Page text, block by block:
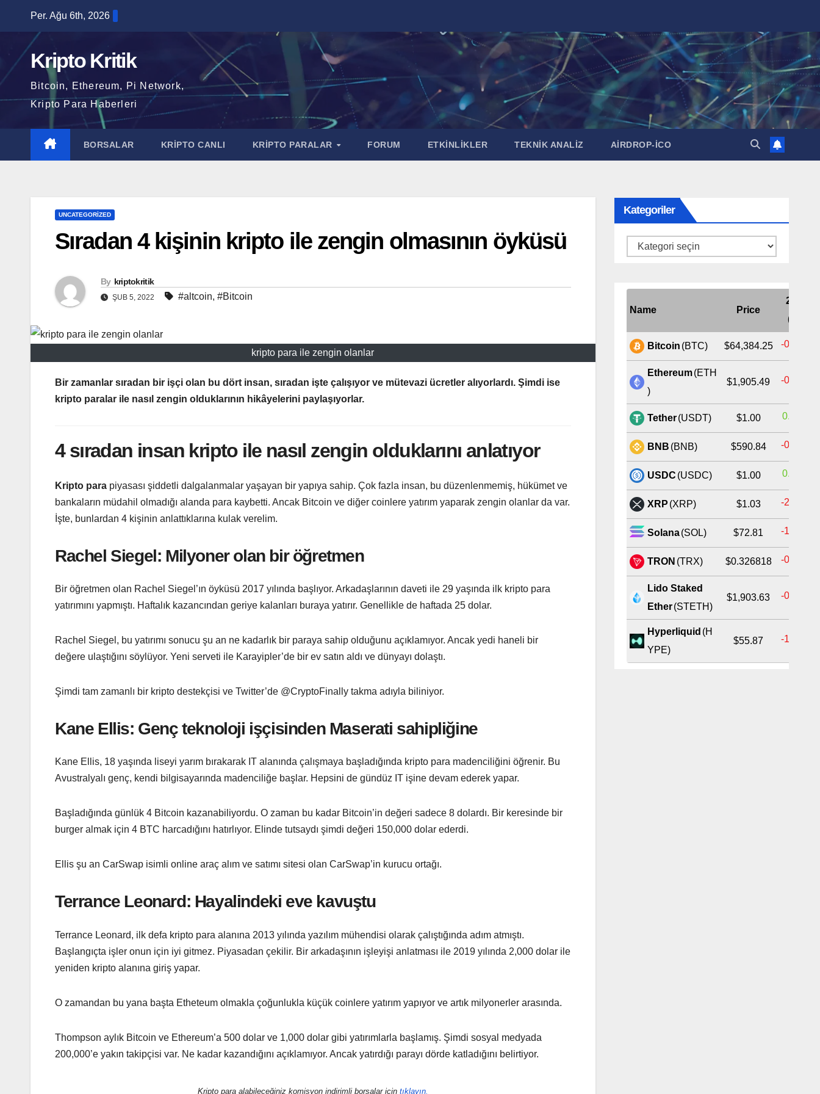
content
Per. Ağu 6th, 2026
Kripto Kritik
Bitcoin, Ethereum, Pi Network,
Kripto Para Haberleri
BORSALAR KRİPTO CANLI KRİPTO PARALAR FORUM ETKİNLİKLER TEKNİK ANALİZ AİRDROP-İCO
UNCATEGORIZED
Sıradan 4 kişinin kripto ile zengin olmasının öyküsü
By kriptokritik
ŞUB 5, 2022 #altcoin, #Bitcoin
kripto para ile zengin olanlar
Bir zamanlar sıradan bir işçi olan bu dört insan, sıradan işte çalışıyor ve mütevazi ücretler alıyorlardı. Şimdi ise
kripto paralar ile nasıl zengin olduklarının hikâyelerini paylaşıyorlar.
4 sıradan insan kripto ile nasıl zengin olduklarını anlatıyor
Kripto para piyasası şiddetli dalgalanmalar yaşayan bir yapıya sahip. Çok fazla insan, bu düzenlenmemiş, hükümet ve
bankaların müdahil olmadığı alanda para kaybetti. Ancak Bitcoin ve diğer coinlere yatırım yaparak zengin olanlar da var.
İşte, bunlardan 4 kişinin anlattıklarına kulak verelim.
Rachel Siegel: Milyoner olan bir öğretmen
Bir öğretmen olan Rachel Siegel’ın öyküsü 2017 yılında başlıyor. Arkadaşlarının daveti ile 29 yaşında ilk kripto para
yatırımını yapmıştı. Haftalık kazancından geriye kalanları buraya yatırır. Genellikle de haftada 25 dolar.
Rachel Siegel, bu yatırımı sonucu şu an ne kadarlık bir paraya sahip olduğunu açıklamıyor. Ancak yedi haneli bir
değere ulaştığını söylüyor. Yeni serveti ile Karayipler’de bir ev satın aldı ve dünyayı dolaştı.
Şimdi tam zamanlı bir kripto destekçisi ve Twitter’de @CryptoFinally takma adıyla biliniyor.
Kane Ellis: Genç teknoloji işçisinden Maserati sahipliğine
Kane Ellis, 18 yaşında liseyi yarım bırakarak IT alanında çalışmaya başladığında kripto para madenciliğini öğrenir. Bu
Avustralyalı genç, kendi bilgisayarında madenciliğe başlar. Hepsini de gündüz IT işine devam ederek yapar.
Başladığında günlük 4 Bitcoin kazanabiliyordu. O zaman bu kadar Bitcoin’in değeri sadece 8 dolardı. Bir keresinde bir
burger almak için 4 BTC harcadığını hatırlıyor. Elinde tutsaydı şimdi değeri 150,000 dolar ederdi.
Ellis şu an CarSwap isimli online araç alım ve satımı sitesi olan CarSwap’in kurucu ortağı.
Terrance Leonard: Hayalindeki eve kavuştu
Terrance Leonard, ilk defa kripto para alanına 2013 yılında yazılım mühendisi olarak çalıştığında adım atmıştı.
Başlangıçta işler onun için iyi gitmez. Piyasadan çekilir. Bir arkadaşının işleyişi anlatması ile 2019 yılında 2,000 dolar ile
yeniden kripto alanına giriş yapar.
O zamandan bu yana başta Etheteum olmakla çoğunlukla küçük coinlere yatırım yapıyor ve artık milyonerler arasında.
Thompson aylık Bitcoin ve Ethereum’a 500 dolar ve 1,000 dolar gibi yatırımlarla başlamış. Şimdi sosyal medyada
200,000’e yakın takipçisi var. Ne kadar kazandığını açıklamıyor. Ancak yatırdığı parayı dörde katladığını belirtiyor.
Kripto para alabileceğiniz komisyon indirimli borsalar için tıklayın.
Kategoriler
Kategoriler
Name Price
24H
(%)
Bitcoin (BTC) $64,384.25 -0.45%
Ethereum (ETH
)
$1,905.49 -0.14%
Tether (USDT) $1.00 0.01%
BNB (BNB) $590.84 -0.73%
USDC (USDC) $1.00 0.00%
XRP (XRP) $1.03 -2.98%
Solana (SOL) $72.81 -1.77%
TRON (TRX) $0.326818 -0.25%
Lido Staked
Ether (STETH)
$1,903.63 -0.02%
Hyperliquid (H
YPE)
$55.87 -1.72%